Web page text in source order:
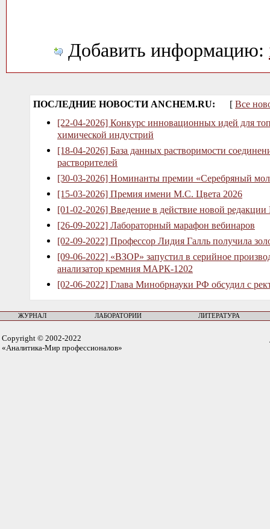
Добавить информацию:
ПОСЛЕДНИЕ НОВОСТИ ANCHEM.RU: [ Все
[22-04-2026] Конкурс инновационных идей для
химической индустрий
[18-04-2026] База данных растворимости
растворителей
[30-03-2026] Номинанты премии «Серебряный
[15-03-2026] Премия имени М.С. Цвета 2026
[01-02-2026] Введение в действие новой
[26-09-2022] Лабораторный марафон вебинаров
[02-09-2022] Профессор Лидия Галль получила
[09-06-2022] «ВЗОР» запустил в серийное
анализатор кремния МАРК-1202
[02-06-2022] Глава Минобрнауки РФ обсудил с
ЖУРНАЛ ЛАБОРАТОРИИ ЛИТЕРАТУРА
Copyright © 2002-2022
«Аналитика-Мир профессионалов»